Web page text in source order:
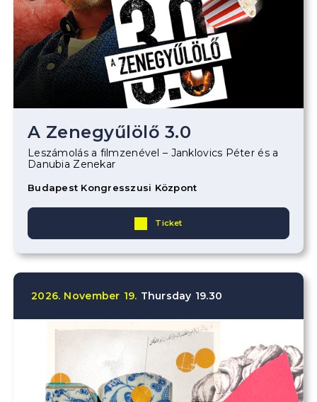
A Zenegyűlölő 3.0
Leszámolás a filmzenével – Janklovics Péter és a
Danubia Zenekar
Budapest Kongresszusi Központ
Ticket
2026. November 19. Thursday 19.30